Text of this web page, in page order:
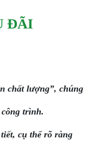
ĐÃI
chất lượng”, chúng
trình.
cụ thể rõ ràng